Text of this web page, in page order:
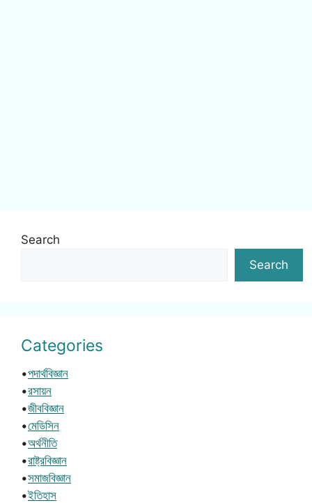
Search
Search
Categories
•পদার্থবিজ্ঞান
•রসায়ন
•জীববিজ্ঞান
•মেডিসিন
•অর্থনীতি
•রাষ্ট্রবিজ্ঞান
•সমাজবিজ্ঞান
•ইতিহাস